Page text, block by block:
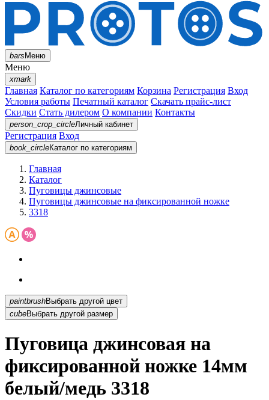
barsМеню
Меню
xmark
Главная Каталог по категориям Корзина Регистрация Вход
Условия работы Печатный каталог Скачать прайс-лист
Скидки Стать дилером О компании Контакты
person_crop_circleЛичный кабинет
Регистрация Вход
book_circleКаталог по категориям
Главная
Каталог
Пуговицы джинсовые
Пуговицы джинсовые на фиксированной ножке
3318
paintbrush
Выбрать другой цвет
cubeВыбрать другой размер
Пуговица джинсовая на
фиксированной ножке 14мм
белый/медь 3318